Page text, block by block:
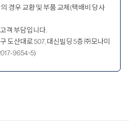
경우 교환 및 부품 교체(택배비 당사
객 부담입니다.
도산대로 507, 대신빌딩 5층 ㈜모나미
9654~5)